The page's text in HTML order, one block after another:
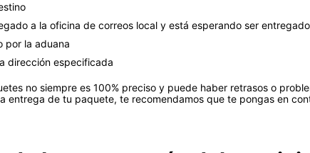
a la oficina de correos local y está esperando ser entregado
por la aduana
dirección especificada
no siempre es 100% preciso y puede haber retrasos o
entrega de tu paquete, te recomendamos que te pongas en